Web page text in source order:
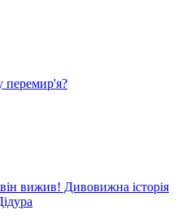
перемир'я?
вижив! Дивовижна історія